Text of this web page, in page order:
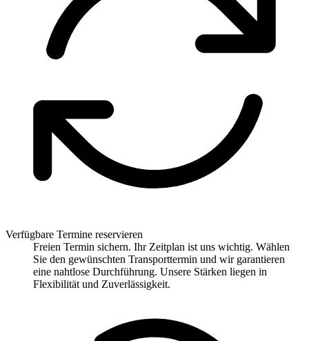
Verfügbare Termine reservieren
Freien Termin sichern. Ihr Zeitplan ist uns wichtig. Wählen
Sie den gewünschten Transporttermin und wir garantieren
eine nahtlose Durchführung. Unsere Stärken liegen in
Flexibilität und Zuverlässigkeit.